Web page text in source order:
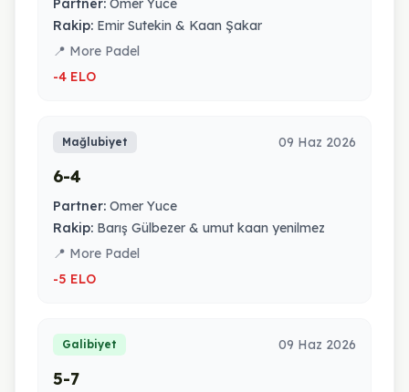
Partner: Omer Yuce
Rakip: Emir Sutekin & Kaan Şakar
📍 More Padel
-4 ELO
Mağlubiyet 09 Haz 2026
6-4
Partner: Omer Yuce
Rakip: Barış Gülbezer & umut kaan yenilmez
📍 More Padel
-5 ELO
Galibiyet 09 Haz 2026
5-7